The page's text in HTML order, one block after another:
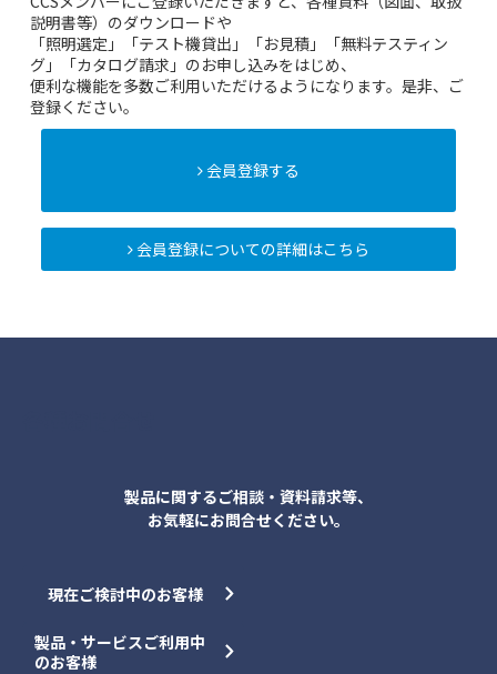
説明書等）のダウンロードや
「照明選定」「テスト機貸出」「お見積」「無料テスティン
グ」「カタログ請求」のお申し込みをはじめ、
便利な機能を多数ご利用いただけるようになります。是非、ご
登録ください。
会員登録する
会員登録についての詳細はこちら
製品に関するご相談・資料請求等、
お気軽にお問合せください。
現在ご検討中のお客様
製品・サービスご利用中
のお客様